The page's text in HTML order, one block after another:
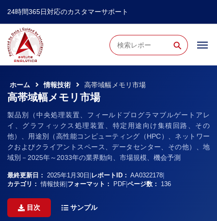
24時間365日対応のカスタマーサポート
⚲
ホーム 情報技術 高帯域幅メモリ市場
高帯域幅メモリ市場
製品別（中央処理装置、フィールドプログラマブルゲートアレ
イ、グラフィックス処理装置、特定用途向け集積回路、その
他）、用途別（高性能コンピューティング（HPC）、ネットワー
クおよびクライアントスペース、データセンター、その他）、地
域別－2025年～2033年の業界動向、市場規模、機会予測
最終更新日： 2025年1月30日 レポートID： AA0322178
カテゴリ： 情報技術 フォーマット： PDF ページ数： 136
目次 サンプル